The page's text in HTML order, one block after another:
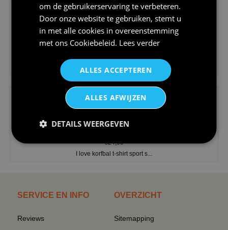
V-hals shirt rood wit blauw st...
€24,95
I love korfbal t-shirt sport s...
SERVICE EN INFO
Reviews
OVERZICHT
Sitemapping
om de gebruikerservaring te verbeteren.
Door onze website te gebruiken, stemt u
in met alle cookies in overeenstemming
met ons Cookiebeleid. Lees verder
ALLES ACCEPTEREN
ALLES AFWIJZEN
DETAILS WEERGEVEN